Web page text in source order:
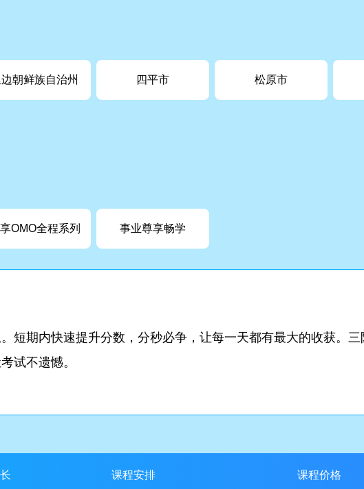
朝鲜族自治州 四平市 松原市
OMO全程系列 事业尊享畅学
短期内快速提升分数，分秒必争，让每一天都有最大的收获。
试不遗憾。
课程安排 课程价格